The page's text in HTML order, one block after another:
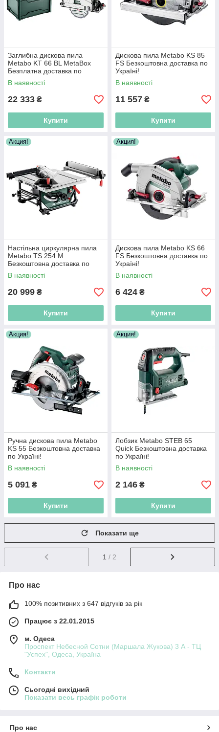
Заглибна дискова пила
Metabo KT 66 BL MetaBox
Безплатна доставка по
Україні!
В наявності
22 333 ₴
Купити
Дискова пила Metabo KS 85
FS Безкоштовна доставка по
Україні!
В наявності
11 557 ₴
Купити
Акция!
Настільна циркулярна пила
Metabo TS 254 M
Безкоштовна доставка по
Україні!
В наявності
20 999 ₴
Купити
Акция!
Дискова пила Metabo KS 66
FS Безкоштовна доставка по
Україні!
В наявності
6 424 ₴
Купити
Акция!
Ручна дискова пила Metabo
KS 55 Безкоштовна доставка
по Україні!
В наявності
5 091 ₴
Купити
Акция!
Лобзик Metabo STEB 65
Quick Безкоштовна доставка
по Україні!
В наявності
2 146 ₴
Купити
Показати ще
1 / 2
Про нас
100% позитивних з 647 відгуків за рік
Працює з 22.01.2015
м. Одеса
Проспект Небесной Сотни (Маршала Жукова) 3 А - ТЦ
"Успех", Одеса, Україна
Контакти
Сьогодні вихідний
Показати весь графік роботи
Про нас